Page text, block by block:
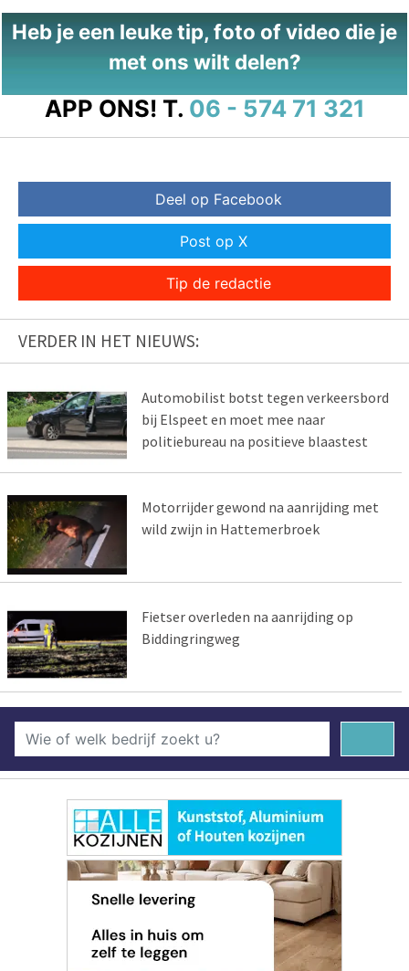
Heb je een leuke tip, foto of video die je
met ons wilt delen?
APP ONS! T. 06 - 574 71 321
Deel op Facebook
Post op X
Tip de redactie
VERDER IN HET NIEUWS:
Automobilist botst tegen verkeersbord
bij Elspeet en moet mee naar
politiebureau na positieve blaastest
Motorrijder gewond na aanrijding met
wild zwijn in Hattemerbroek
Fietser overleden na aanrijding op
Biddingringweg